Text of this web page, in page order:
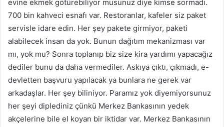
evine ekmek götürebiliyor musunuz diye kimse sormadı.
700 bin kahveci esnafı var. Restoranlar, kafeler siz paket
servisle idare edin. Her şey pakete girmiyor, paketi
alabilecek insan da yok. Bunun dağıtım mekanizması var
mı, yok mu? Sonra toplanıp biz size kira yardımı yapacağız
dediler bunu da daha vermediler. Askıya çıktı, çıkmadı, e-
devletten başvuru yapılacak ya bunlara ne gerek var
arkadaşlar. Her şey biliniyor. Paramız yok diyemiyorsunuz
her şeyi diplediniz çünkü Merkez Bankasının yedek
akçelerine bile el koyan bir iktidar var. Merkez Bankasının